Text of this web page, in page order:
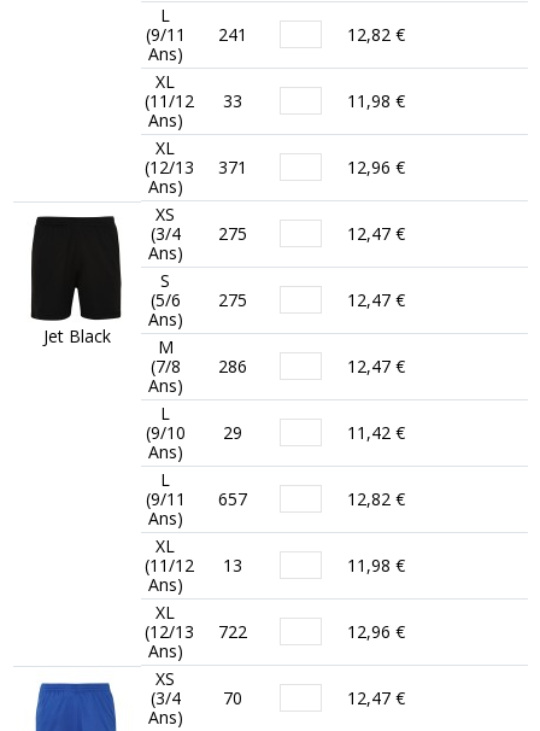
L
(9/11
Ans)
241 12,82 €
XL
(11/12
Ans)
33 11,98 €
XL
(12/13
Ans)
371 12,96 €
Jet Black
XS
(3/4
Ans)
275 12,47 €
S
(5/6
Ans)
275 12,47 €
M
(7/8
Ans)
286 12,47 €
L
(9/10
Ans)
29 11,42 €
L
(9/11
Ans)
657 12,82 €
XL
(11/12
Ans)
13 11,98 €
XL
(12/13
Ans)
722 12,96 €
XS
(3/4
Ans)
70 12,47 €